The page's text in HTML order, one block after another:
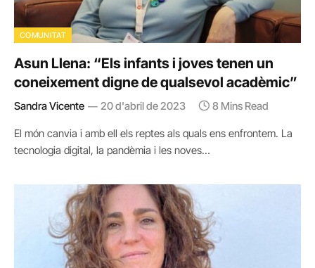
COMUNITAT
Asun Llena: “Els infants i joves tenen un
coneixement digne de qualsevol acadèmic”
Sandra Vicente 20 d'abril de 2023 8 Mins Read
El món canvia i amb ell els reptes als quals ens enfrontem. La
tecnologia digital, la pandèmia i les noves…